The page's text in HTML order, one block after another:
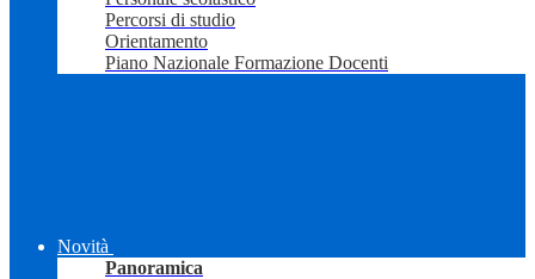
Percorsi di studio
Orientamento
Piano Nazionale Formazione Docenti
Novità
Panoramica